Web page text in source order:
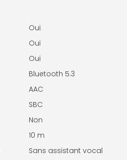
Oui
Oui
Oui
Bluetooth 5.3
AAC
SBC
Non
10 m
Sans assistant vocal